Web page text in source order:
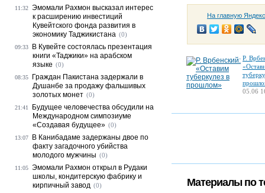
На главную
Р.
05.06
Материалы по
11:32 Эмомали Рахмон высказал интерес
к расширению инвестиций
Кувейтского фонда развития в
экономику Таджикистана (0)
09:33
В Кувейте состоялась презентация
книги «Таджики» на арабском
языке (0)
08:35
Граждан Пакистана задержали в
Душанбе за продажу фальшивых
золотых монет (0)
21:41
Будущее человечества обсудили на
Международном симпозиуме
«Создавая будущее» (0)
13:07
В Канибадаме задержаны двое по
факту загадочного убийства
молодого мужчины (0)
11:05 Эмомали Рахмон открыл в Рудаки
школы, кондитерскую фабрику и
кирпичный завод (0)